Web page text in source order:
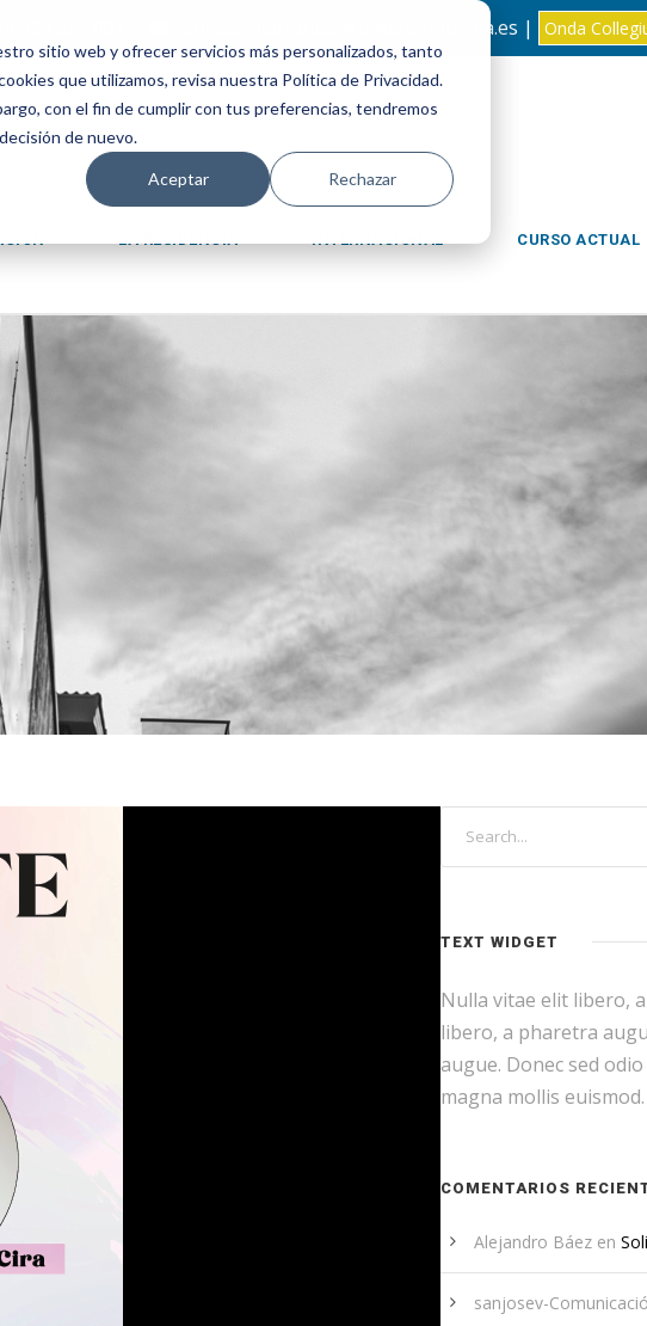
sitio web y ofrecer servicios más personalizados, tanto
que utilizamos, revisa nuestra Política de Privacidad.
con el fin de cumplir con tus preferencias, tendremos
de nuevo.
Aceptar Rechazar
sanjosevillafranca@fundacionloyola.es | Onda
CURSO ACTUAL
TEXT WIDGET
Nulla vitae elit libero,
libero, a pharetra
augue. Donec sed
magna mollis euismod.
COMENTARIOS
Alejandro Báez en
sanjosev-